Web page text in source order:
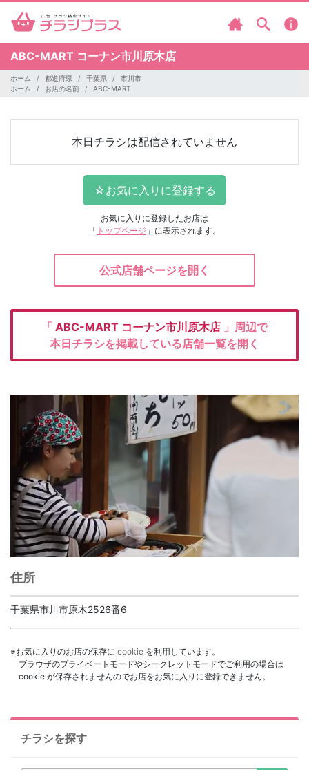
ABC-MART コーナン市川原木店
ホーム 都道府県 千葉県
市川市
ホーム
お店の名前 ABC-MART
本日チラシは配信されていません
お気に入りに登録したお店は
「 トップページ 」に表示されます。
公式店舗ページを開く
「 ABC-MART コーナン市川原木店 」周辺で
本日チラシを掲載している店舗一覧を開く
住所
千葉県市川市原木2526番6
※お気に入りのお店の保存に cookie を利用しています。
ブラウザのプライベートモードやシークレットモードでご利用の場合は
cookie が保存されませんのでお店をお気に入りに登録できません。
チラシを探す